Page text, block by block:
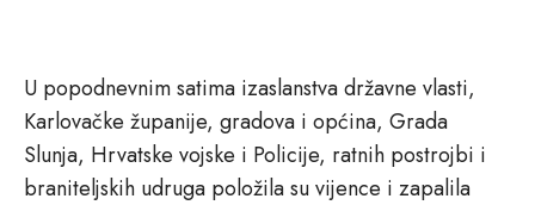
U popodnevnim satima izaslanstva državne vlasti,
Karlovačke županije, gradova i općina, Grada
Slunja, Hrvatske vojske i Policije, ratnih postrojbi i
braniteljskih udruga položila su vijence i zapalila